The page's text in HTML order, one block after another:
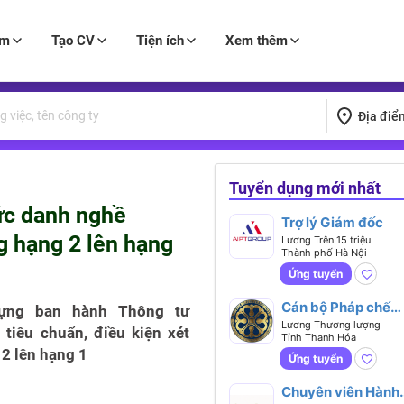
Tạo CV Tiện ích Xem thêm
Địa
danh nghề
hạng 2 lên hạng
ban hành Thông tư
chuẩn, điều kiện xét
lên hạng 1
Tuyển dụng mới nhất
Trợ lý Giám đốc
Lương Trên 15 triệu
Thành phố Hà Nội
Ứng tuyển
Cán bộ Pháp chế
Doanh nghiệp
Lương Thương lượng
Tỉnh Thanh Hóa
Ứng tuyển
Chuyên viên Hành